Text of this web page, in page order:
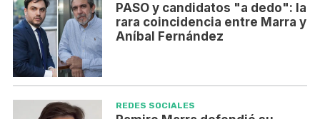
PASO y candidatos "a dedo": la
rara coincidencia entre Marra y
Aníbal Fernández
REDES SOCIALES